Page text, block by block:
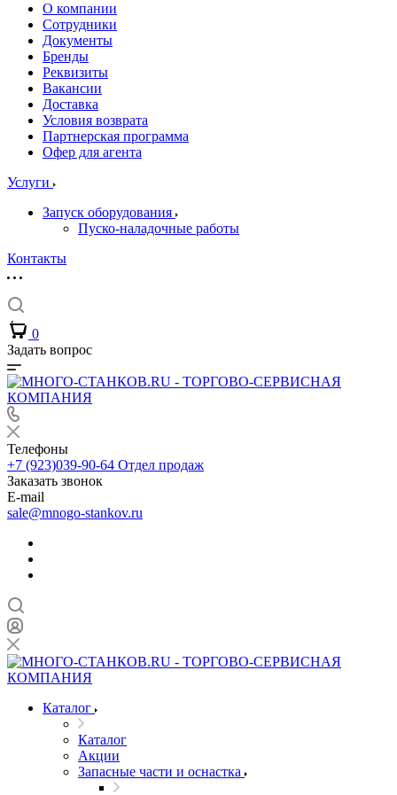
О компании
Сотрудники
Документы
Бренды
Реквизиты
Вакансии
Доставка
Условия возврата
Партнерская программа
Офер для агента
Услуги
Запуск оборудования
Пуско-наладочные работы
Контакты
0
Задать вопрос
Телефоны
+7 (923)039-90-64 Отдел продаж
Заказать звонок
E-mail
sale@mnogo-stankov.ru
Каталог
Каталог
Акции
Запасные части и оснастка